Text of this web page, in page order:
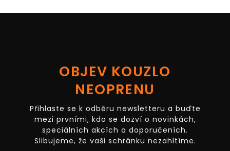
OBJEV KOUZLO
NEOPRENU
Přihlaste se k odběru newsletteru a buďte
mezi prvními, kdo se dozví o novinkách,
speciálních akcích a doporučeních.
Slibujeme, že vaši schránku nezahltíme.